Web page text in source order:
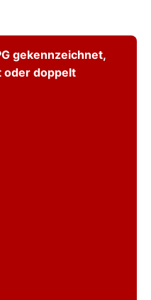
gekennzeichnet,
oder doppelt